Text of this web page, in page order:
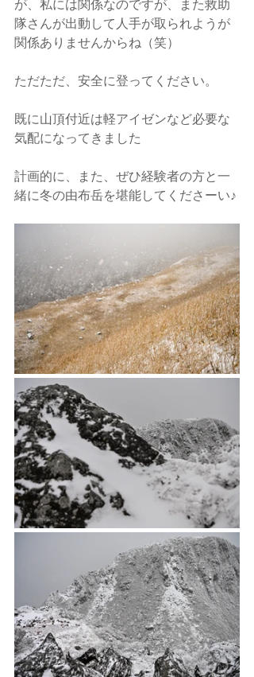
が、私には関係なのですが、また救助
隊さんが出動して人手が取られようが
関係ありませんからね（笑）
ただただ、安全に登ってください。
既に山頂付近は軽アイゼンなど必要な
気配になってきました
計画的に、また、ぜひ経験者の方と一
緒に冬の由布岳を堪能してくださーい♪